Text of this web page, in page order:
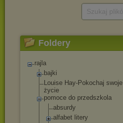
Foldery
rajla
bajki
Louise Hay-Pokochaj swoje
życie
pomoce do przedszkola
absurdy
alfabet litery